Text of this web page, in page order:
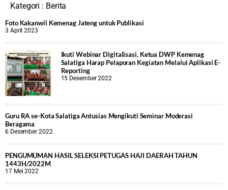
Kategori : Berita
Foto Kakanwil Kemenag Jateng untuk Publikasi
3 April 2023
Ikuti Webinar Digitalisasi, Ketua DWP Kemenag
Salatiga Harap Pelaporan Kegiatan Melalui Aplikasi E-
Reporting
15 Desember 2022
Guru RA se-Kota Salatiga Antusias Mengikuti Seminar Moderasi
Beragama
6 Desember 2022
PENGUMUMAN HASIL SELEKSI PETUGAS HAJI DAERAH TAHUN
1443H/2022M
17 Mei 2022